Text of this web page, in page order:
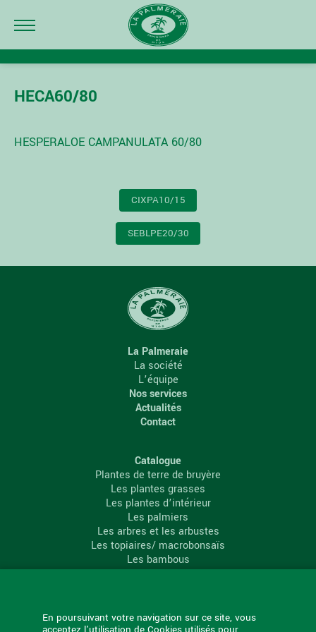
En poursuivant votre navigation sur ce site, vous
HECA60/80
HESPERALOE CAMPANULATA 60/80
CIXPA10/15
SEBLPE20/30
La Palmeraie
La société
L’équipe
Nos services
Actualités
Contact
Catalogue
Plantes de terre de bruyère
Les plantes grasses
Les plantes d’intérieur
Les palmiers
Les arbres et les arbustes
Les topiaires/ macrobonsaïs
Les bambous
Les conifères
La Palmeraie